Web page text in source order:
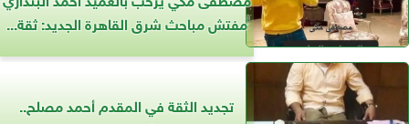
مفتش مباحث شرق القاهرة الجديد: ثقة...
تجديد الثقة في المقدم أحمد مصلح..